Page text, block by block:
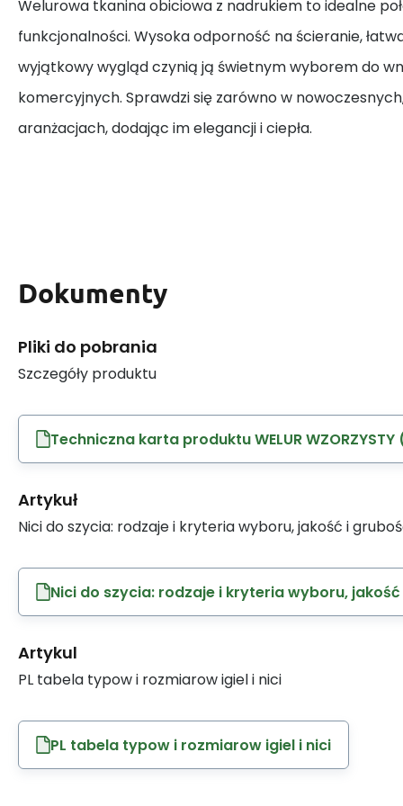
Welurowa tkanina obiciowa z nadrukiem to idealne
funkcjonalności. Wysoka odporność na ścieranie,
wyjątkowy wygląd czynią ją świetnym wyborem do
komercyjnych. Sprawdzi się zarówno w
aranżacjach, dodając im elegancji i ciepła.
Dokumenty
Pliki do pobrania
Szczegóły produktu
Techniczna karta produktu WELUR WZORZYSTY
Artykuł
Nici do szycia: rodzaje i kryteria wyboru, jakość i
Nici do szycia: rodzaje i kryteria wyboru,
Artykul
PL tabela typow i rozmiarow igiel i nici
PL tabela typow i rozmiarow igiel i nici